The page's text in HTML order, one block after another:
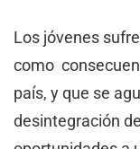
Los jóvenes
como
país, y que se
desintegración